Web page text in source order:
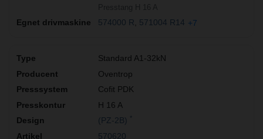
574000 R 571004 R14 +7
Standard A1-32kN
Oventrop
Cofit PDK
H 16 A
(PZ-2B)
570620